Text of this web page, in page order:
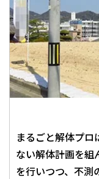
まるごと解体プロ
ない解体計画を組
を行いつつ、不測